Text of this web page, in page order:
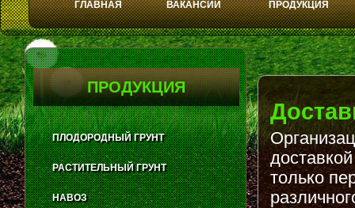
ГЛАВНАЯ ВАКАНСИИ ПРОДУКЦИЯ
Play
Stop
только
ПРОДУКЦИЯ
ПЛОДОРОДНЫЙ ГРУНТ
РАСТИТЕЛЬНЫЙ ГРУНТ
НАВОЗ